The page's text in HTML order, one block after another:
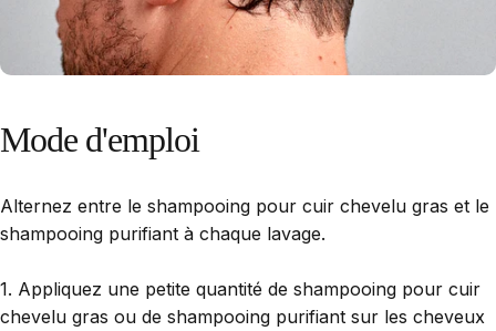
Mode d'emploi
Alternez entre le shampooing pour cuir chevelu gras et le
shampooing purifiant à chaque lavage.
1. Appliquez une petite quantité de shampooing pour cuir
chevelu gras ou de shampooing purifiant sur les cheveux